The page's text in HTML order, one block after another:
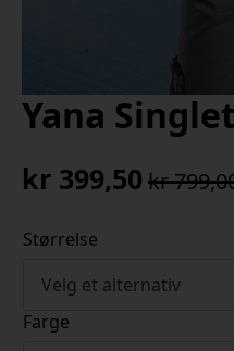
Yana
kr
Opprinnelig
pris
var:
kr 799,00.
kr 399,50
Nåværende
pris
er:
kr 399,50.
Størrelse
Farge